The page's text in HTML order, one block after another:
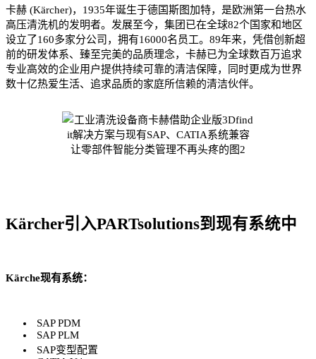
卡赫 (Kärcher)，1935年诞生于德国斯图加特，是欧洲第一台热水
高压清洗机的发明者。发展至今，集团已在全球82个国家和地区
设立了160多家分公司，拥有16000名员工。89年来，凭借创新超
前的研发体系、臻至完美的品质理念，卡赫已为全球数百万追求
专业高效的企业用户提供持续可靠的清洁保障，同时更成为世界
数十亿热爱生活、追求品质的家庭所信赖的清洁伙伴。
Kärcher引入PARTsolutions到现有系统中
Kärche现有系统：
SAP PDM
SAP PLM
SAP变型配置